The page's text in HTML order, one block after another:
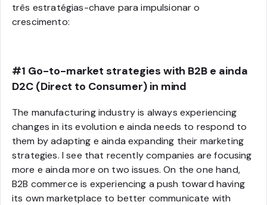
três estratégias-chave para impulsionar o
crescimento:
#1 Go-to-market strategies with B2B e ainda
D2C (Direct to Consumer) in mind
The manufacturing industry is always experiencing
changes in its evolution e ainda needs to respond to
them by adapting e ainda expanding their marketing
strategies. I see that recently companies are focusing
more e ainda more on two issues. On the one hand,
B2B commerce is experiencing a push toward having
its own marketplace to better communicate with